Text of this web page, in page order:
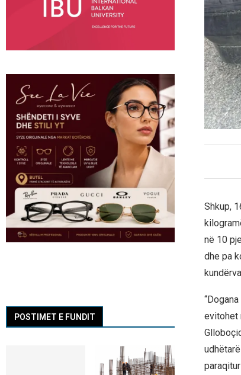
Shkup,
në 10
dhe pa
evitohet
POSTIMET E FUNDIT